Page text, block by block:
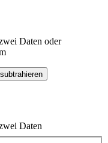
Daten oder
Daten